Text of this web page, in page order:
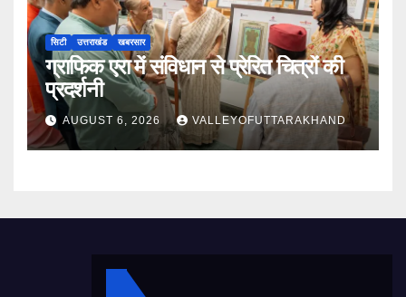
सिटी उत्तराखंड खबरसार
ग्राफिक एरा में संविधान से प्रेरित चित्रों की
प्रदर्शनी
AUGUST 6, 2026 VALLEYOFUTTARAKHAND